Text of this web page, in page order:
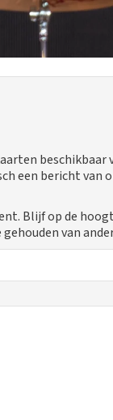
beschikbaar
een bericht
Blijf op de
van